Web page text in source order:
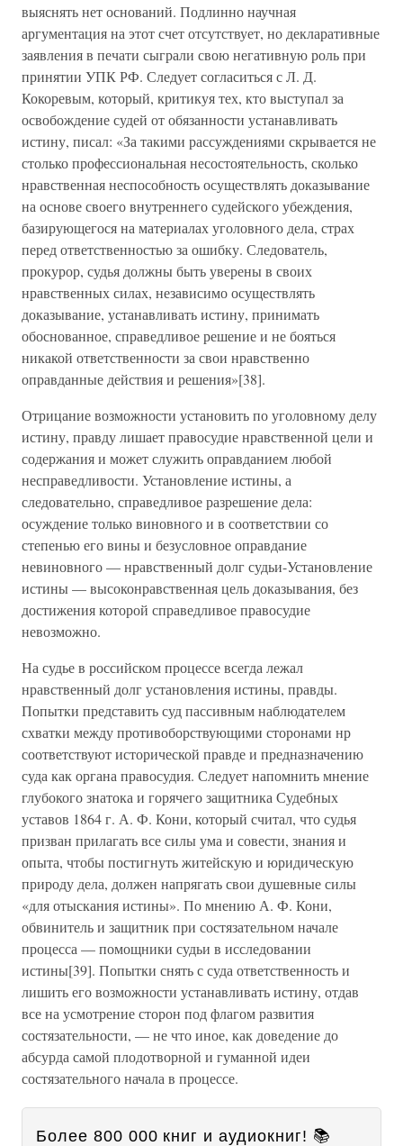
выяснять нет оснований. Подлинно научная
аргументация на этот счет отсутствует, но декларативные
заявления в печати сыграли свою негативную роль при
принятии УПК РФ. Следует согласиться с Л. Д.
Кокоревым, который, критикуя тех, кто выступал за
освобождение судей от обязанности устанавливать
истину, писал: «За такими рассуждениями скрывается не
столько профессиональная несостоятельность, сколько
нравственная неспособность осуществлять доказывание
на основе своего внутреннего судейского убеждения,
базирующегося на материалах уголовного дела, страх
перед ответственностью за ошибку. Следователь,
прокурор, судья должны быть уверены в своих
нравственных силах, независимо осуществлять
доказывание, устанавливать истину, принимать
обоснованное, справедливое решение и не бояться
никакой ответственности за свои нравственно
оправданные действия и решения»[38].
Отрицание возможности установить по уголовному делу
истину, правду лишает правосудие нравственной цели и
содержания и может служить оправданием любой
несправедливости. Установление истины, а
следовательно, справедливое разрешение дела:
осуждение только виновного и в соответствии со
степенью его вины и безусловное оправдание
невиновного — нравственный долг судьи-Установление
истины — высоконравственная цель доказывания, без
достижения которой справедливое правосудие
невозможно.
На судье в российском процессе всегда лежал
нравственный долг установления истины, правды.
Попытки представить суд пассивным наблюдателем
схватки между противоборствующими сторонами нр
соответствуют исторической правде и предназначению
суда как органа правосудия. Следует напомнить мнение
глубокого знатока и горячего защитника Судебных
уставов 1864 г. А. Ф. Кони, который считал, что судья
призван прилагать все силы ума и совести, знания и
опыта, чтобы постигнуть житейскую и юридическую
природу дела, должен напрягать свои душевные силы
«для отыскания истины». По мнению А. Ф. Кони,
обвинитель и защитник при состязательном начале
процесса — помощники судьи в исследовании
истины[39]. Попытки снять с суда ответственность и
лишить его возможности устанавливать истину, отдав
все на усмотрение сторон под флагом развития
состязательности, — не что иное, как доведение до
абсурда самой плодотворной и гуманной идеи
состязательного начала в процессе.
Более 800 000 книг и аудиокниг! 📚